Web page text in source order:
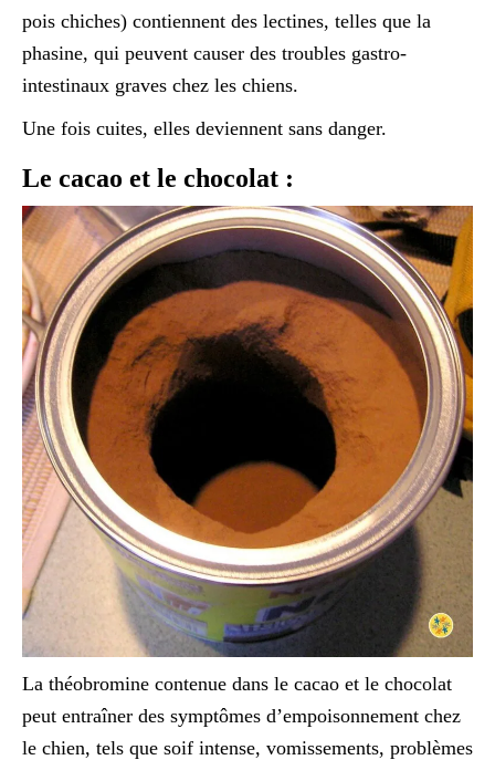
pois chiches) contiennent des lectines, telles que la
phasine, qui peuvent causer des troubles gastro-
intestinaux graves chez les chiens.
Une fois cuites, elles deviennent sans danger.
Le cacao et le chocolat :
La théobromine contenue dans le cacao et le chocolat
peut entraîner des symptômes d’empoisonnement chez
le chien, tels que soif intense, vomissements, problèmes